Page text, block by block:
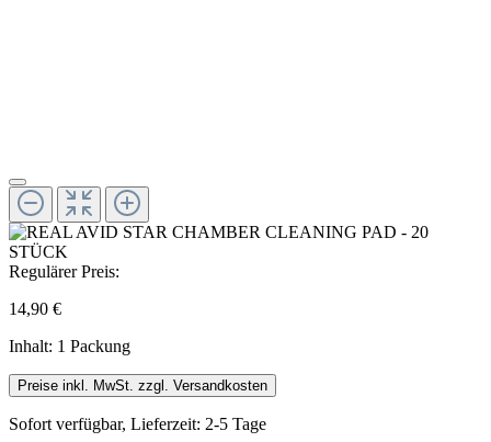
Regulärer Preis:
14,90 €
Inhalt: 1 Packung
Preise inkl. MwSt. zzgl. Versandkosten
Sofort verfügbar, Lieferzeit: 2-5 Tage